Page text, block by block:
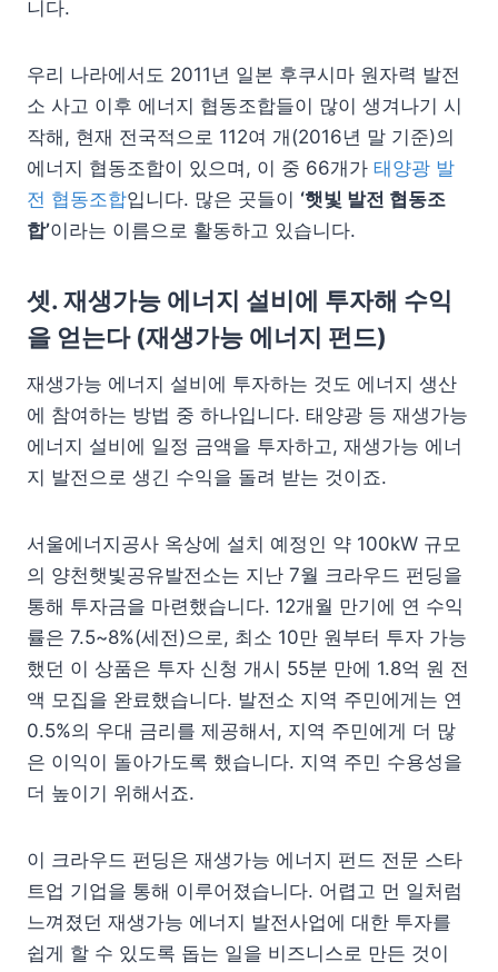
니다.
우리 나라에서도 2011년 일본 후쿠시마 원자력 발전
소 사고 이후 에너지 협동조합들이 많이 생겨나기 시
작해, 현재 전국적으로 112여 개(2016년 말 기준)의
에너지 협동조합이 있으며, 이 중 66개가 태양광 발
전 협동조합입니다. 많은 곳들이 ‘햇빛 발전 협동조
합’이라는 이름으로 활동하고 있습니다.
셋. 재생가능 에너지 설비에 투자해 수익
을 얻는다 (재생가능 에너지 펀드)
재생가능 에너지 설비에 투자하는 것도 에너지 생산
에 참여하는 방법 중 하나입니다. 태양광 등 재생가능
에너지 설비에 일정 금액을 투자하고, 재생가능 에너
지 발전으로 생긴 수익을 돌려 받는 것이죠.
서울에너지공사 옥상에 설치 예정인 약 100kW 규모
의 양천햇빛공유발전소는 지난 7월 크라우드 펀딩을
통해 투자금을 마련했습니다. 12개월 만기에 연 수익
률은 7.5~8%(세전)으로, 최소 10만 원부터 투자 가능
했던 이 상품은 투자 신청 개시 55분 만에 1.8억 원 전
액 모집을 완료했습니다. 발전소 지역 주민에게는 연
0.5%의 우대 금리를 제공해서, 지역 주민에게 더 많
은 이익이 돌아가도록 했습니다. 지역 주민 수용성을
더 높이기 위해서죠.
이 크라우드 펀딩은 재생가능 에너지 펀드 전문 스타
트업 기업을 통해 이루어졌습니다. 어렵고 먼 일처럼
느껴졌던 재생가능 에너지 발전사업에 대한 투자를
쉽게 할 수 있도록 돕는 일을 비즈니스로 만든 것이